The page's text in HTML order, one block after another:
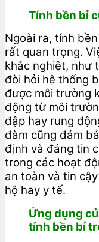
Tính bền bỉ
Ngoài ra, tính
rất quan trọng.
khắc nghiệt, như
đòi hỏi hệ thống
được môi trường
động từ môi
đập hay rung
đàm cũng đảm
định và đáng tin
trong các hoạt
an toàn và tin
hộ hay y tế.
Ứng dụng
tính bền bỉ